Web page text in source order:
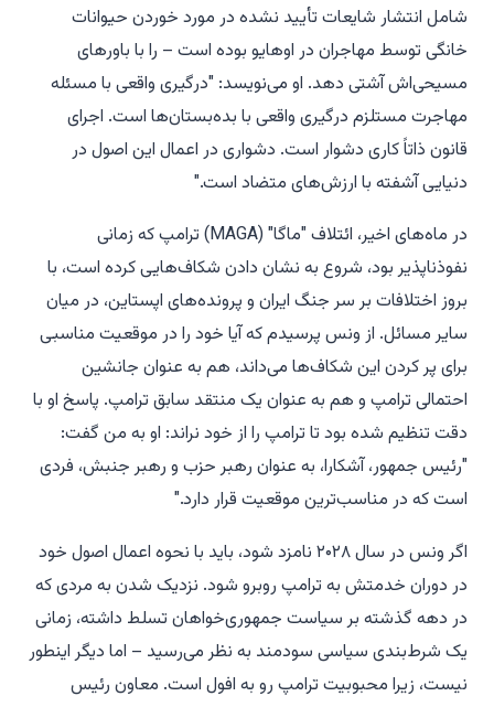
شامل انتشار شایعات تأیید نشده در مورد خوردن حیوانات
خانگی توسط مهاجران در اوهایو بوده است – را با باورهای
مسیحی‌اش آشتی دهد. او می‌نویسد: "درگیری واقعی با مسئله
مهاجرت مستلزم درگیری واقعی با بده‌بستان‌ها است. اجرای
قانون ذاتاً کاری دشوار است. دشواری در اعمال این اصول در
دنیایی آشفته با ارزش‌های متضاد است."
در ماه‌های اخیر، ائتلاف "ماگا" (MAGA) ترامپ که زمانی
نفوذناپذیر بود، شروع به نشان دادن شکاف‌هایی کرده است، با
بروز اختلافات بر سر جنگ ایران و پرونده‌های اپستاین، در میان
سایر مسائل. از ونس پرسیدم که آیا خود را در موقعیت مناسبی
برای پر کردن این شکاف‌ها می‌داند، هم به عنوان جانشین
احتمالی ترامپ و هم به عنوان یک منتقد سابق ترامپ. پاسخ او با
دقت تنظیم شده بود تا ترامپ را از خود نراند: او به من گفت:
"رئیس جمهور، آشکارا، به عنوان رهبر حزب و رهبر جنبش، فردی
است که در مناسب‌ترین موقعیت قرار دارد."
اگر ونس در سال ۲۰۲۸ نامزد شود، باید با نحوه اعمال اصول خود
در دوران خدمتش به ترامپ روبرو شود. نزدیک شدن به مردی که
در دهه گذشته بر سیاست جمهوری‌خواهان تسلط داشته، زمانی
یک شرط‌بندی سیاسی سودمند به نظر می‌رسید – اما دیگر اینطور
نیست، زیرا محبوبیت ترامپ رو به افول است. معاون رئیس